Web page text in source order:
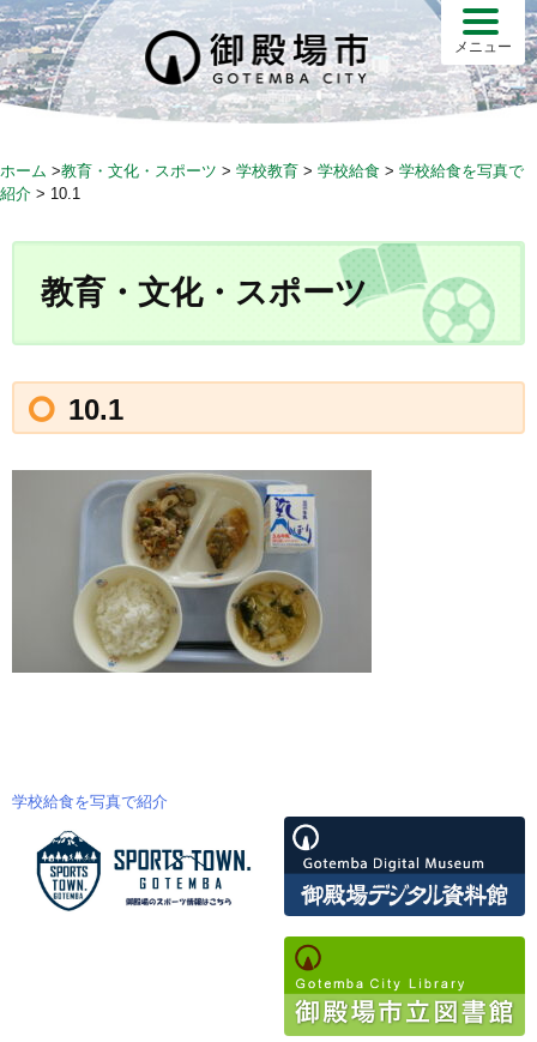
S
k
i
p
c
メニュー
ホーム >教育・文化・スポーツ > 学校教育 > 学校給食 > 学校給食を写真で
紹介 > 10.1
教育・文化・スポーツ
10.1
学校給食を写真で紹介